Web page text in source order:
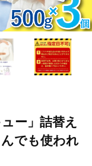
ー」詰替え
でも使われ